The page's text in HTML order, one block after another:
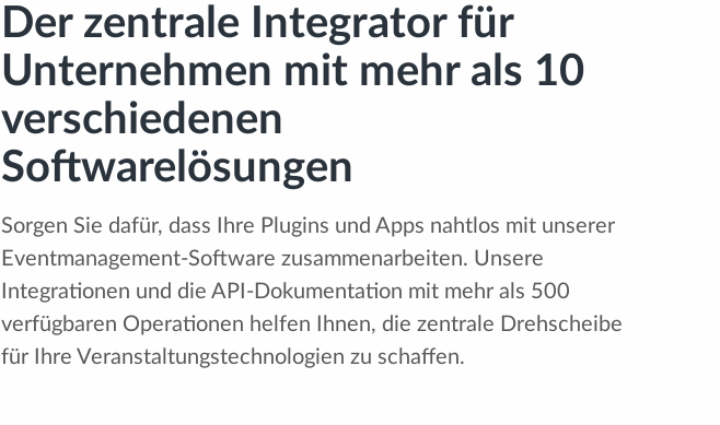
Der zentrale Integrator für
Unternehmen mit mehr als 10
verschiedenen
Softwarelösungen
Sorgen Sie dafür, dass Ihre Plugins und Apps nahtlos mit unserer
Eventmanagement-Software zusammenarbeiten. Unsere
Integrationen und die API-Dokumentation mit mehr als 500
verfügbaren Operationen helfen Ihnen, die zentrale Drehscheibe
für Ihre Veranstaltungstechnologien zu schaffen.